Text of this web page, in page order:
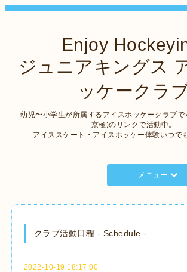
Enjoy
ジュニアキングス
ッケークラ
幼児〜小学生が所属するアイスホッケークラブ
京極)のリンクで活動中。
アイススケート・アイスホッケー体験いつで
メニュー
クラブ活動日程 - Schedule -
2022-10-19 18:17:00